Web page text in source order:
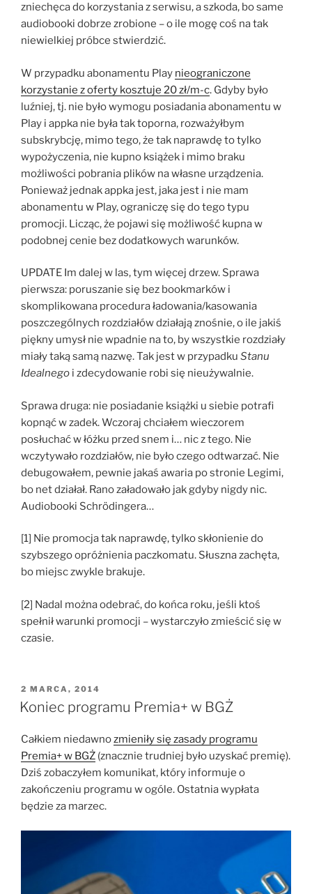
zniechęca do korzystania z serwisu, a szkoda, bo same
audiobooki dobrze zrobione – o ile mogę coś na tak
niewielkiej próbce stwierdzić.
W przypadku abonamentu Play nieograniczone
korzystanie z oferty kosztuje 20 zł/m-c. Gdyby było
luźniej, tj. nie było wymogu posiadania abonamentu w
Play i appka nie była tak toporna, rozważyłbym
subskrybcję, mimo tego, że tak naprawdę to tylko
wypożyczenia, nie kupno książek i mimo braku
możliwości pobrania plików na własne urządzenia.
Ponieważ jednak appka jest, jaka jest i nie mam
abonamentu w Play, ograniczę się do tego typu
promocji. Licząc, że pojawi się możliwość kupna w
podobnej cenie bez dodatkowych warunków.
UPDATE Im dalej w las, tym więcej drzew. Sprawa
pierwsza: poruszanie się bez bookmarków i
skomplikowana procedura ładowania/kasowania
poszczególnych rozdziałów działają znośnie, o ile jakiś
piękny umysł nie wpadnie na to, by wszystkie rozdziały
miały taką samą nazwę. Tak jest w przypadku Stanu
Idealnego i zdecydowanie robi się nieużywalnie.
Sprawa druga: nie posiadanie książki u siebie potrafi
kopnąć w zadek. Wczoraj chciałem wieczorem
posłuchać w łóżku przed snem i… nic z tego. Nie
wczytywało rozdziałów, nie było czego odtwarzać. Nie
debugowałem, pewnie jakaś awaria po stronie Legimi,
bo net działał. Rano załadowało jak gdyby nigdy nic.
Audiobooki Schrödingera…
[1] Nie promocja tak naprawdę, tylko skłonienie do
szybszego opróżnienia paczkomatu. Słuszna zachęta,
bo miejsc zwykle brakuje.
[2] Nadal można odebrać, do końca roku, jeśli ktoś
spełnił warunki promocji – wystarczyło zmieścić się w
czasie.
OPUBLIKOWANE
W
2 MARCA, 2014
Koniec programu Premia+ w BGŻ
Całkiem niedawnozmieniły się zasady programu
Premia+ w BGŻ (znacznie trudniej było uzyskać premię).
Dziś zobaczyłem komunikat, który informuje o
zakończeniu programu w ogóle. Ostatnia wypłata
będzie za marzec.